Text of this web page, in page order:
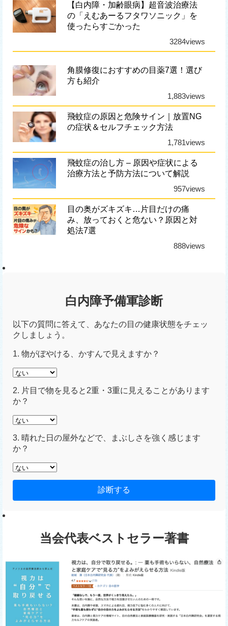
【白内障・加齢眼病】超音波治療法
の「えむあーるフタワソニック」を
使ったらすごかった
3284views
角膜修復におすすめの目薬7選！選び
方も紹介
1,883views
飛蚊症の原因と危険サイン｜放置NG
の症状＆セルフチェック方法
1,781views
飛蚊症の治し方 – 原因や症状による
治療方法と予防方法について解説
957views
目の奥がズキズキ…片目だけの痛
み、放っておくと危ない？原因と対
処法7選
888views
白内障予備軍診断
以下の質問に答えて、あなたの目の健康状態をチェッ
クしましょう。
1. 物がぼやける、かすんで見えますか？
2. 片目で物を見ると2重・3重に見えることがあります
か？
3. 晴れた日の屋外などで、まぶしさを強く感じます
か？
診断する
当会代表ベストセラー著書